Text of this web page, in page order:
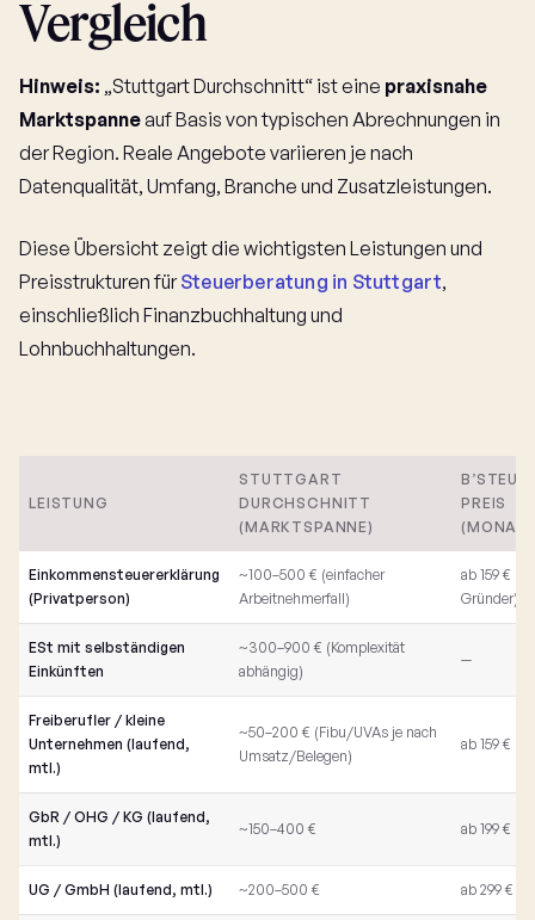
Vergleich
Hinweis: „Stuttgart Durchschnitt“ ist eine praxisnahe
Marktspanneauf Basis von typischen Abrechnungen in
der Region. Reale Angebote variieren je nach
Datenqualität, Umfang, Branche und Zusatzleistungen.
Diese Übersicht zeigt die wichtigsten Leistungen und
Preisstrukturen fürSteuerberatung in Stuttgart,
einschließlich Finanzbuchhaltung und
Lohnbuchhaltungen.
LEISTUNG
STUTTGART
DURCHSCHNITT
(MARKTSPANNE)
PREIS
Einkommensteuererklärung
(Privatperson)
~100–500 € (einfacher
Arbeitnehmerfall)
ab 159 €
Gründer)
ESt mit selbständigen
Einkünften
~300–900 € (Komplexität
abhängig)
—
Freiberufler / kleine
Unternehmen (laufend,
mtl.)
~50–200 € (Fibu/UVAs je nach
Umsatz/Belegen)
ab 159 €
GbR / OHG / KG (laufend,
mtl.)
~150–400 € ab 199 €
UG / GmbH (laufend, mtl.) ~200–500 € ab 299 €